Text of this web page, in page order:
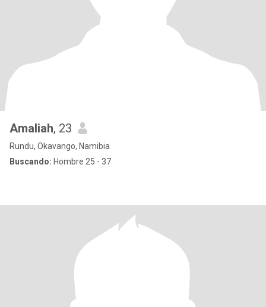
Amaliah, 23
Rundu, Okavango, Namibia
Buscando: Hombre 25 - 37